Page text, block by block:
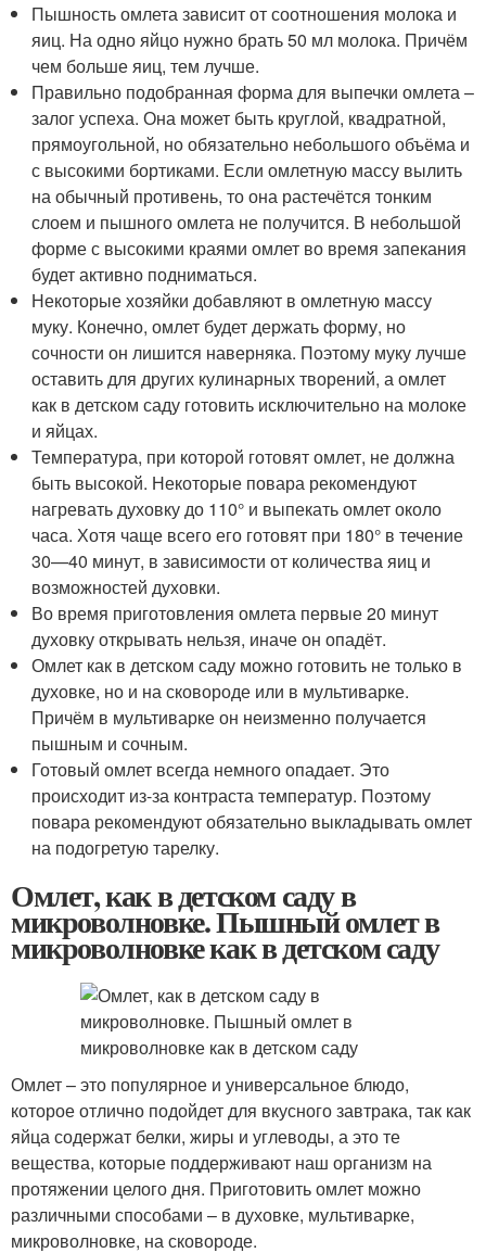
Пышность омлета зависит от соотношения молока и
яиц. На одно яйцо нужно брать 50 мл молока. Причём
чем больше яиц, тем лучше.
Правильно подобранная форма для выпечки омлета –
залог успеха. Она может быть круглой, квадратной,
прямоугольной, но обязательно небольшого объёма и
с высокими бортиками. Если омлетную массу вылить
на обычный противень, то она растечётся тонким
слоем и пышного омлета не получится. В небольшой
форме с высокими краями омлет во время запекания
будет активно подниматься.
Некоторые хозяйки добавляют в омлетную массу
муку. Конечно, омлет будет держать форму, но
сочности он лишится наверняка. Поэтому муку лучше
оставить для других кулинарных творений, а омлет
как в детском саду готовить исключительно на молоке
и яйцах.
Температура, при которой готовят омлет, не должна
быть высокой. Некоторые повара рекомендуют
нагревать духовку до 110° и выпекать омлет около
часа. Хотя чаще всего его готовят при 180° в течение
30—40 минут, в зависимости от количества яиц и
возможностей духовки.
Во время приготовления омлета первые 20 минут
духовку открывать нельзя, иначе он опадёт.
Омлет как в детском саду можно готовить не только в
духовке, но и на сковороде или в мультиварке.
Причём в мультиварке он неизменно получается
пышным и сочным.
Готовый омлет всегда немного опадает. Это
происходит из-за контраста температур. Поэтому
повара рекомендуют обязательно выкладывать омлет
на подогретую тарелку.
Омлет, как в детском саду в
микроволновке. Пышный омлет в
микроволновке как в детском саду
Омлет – это популярное и универсальное блюдо,
которое отлично подойдет для вкусного завтрака, так как
яйца содержат белки, жиры и углеводы, а это те
вещества, которые поддерживают наш организм на
протяжении целого дня. Приготовить омлет можно
различными способами – в духовке, мультиварке,
микроволновке, на сковороде.